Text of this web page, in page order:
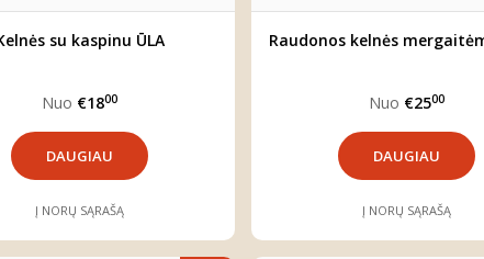
su kaspinu ŪLA
Nuo €1800
DAUGIAU
Į NORŲ SĄRAŠĄ
Raudonos kelnės
Nuo €2500
DAUGIAU
Į NORŲ SĄRAŠĄ